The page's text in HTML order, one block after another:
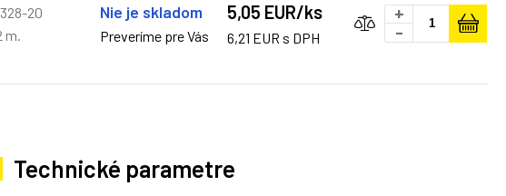
20
Nie je skladom
Preveríme pre Vás
5,05 EUR/ks
6,21 EUR s DPH
+
-
Technické parametre